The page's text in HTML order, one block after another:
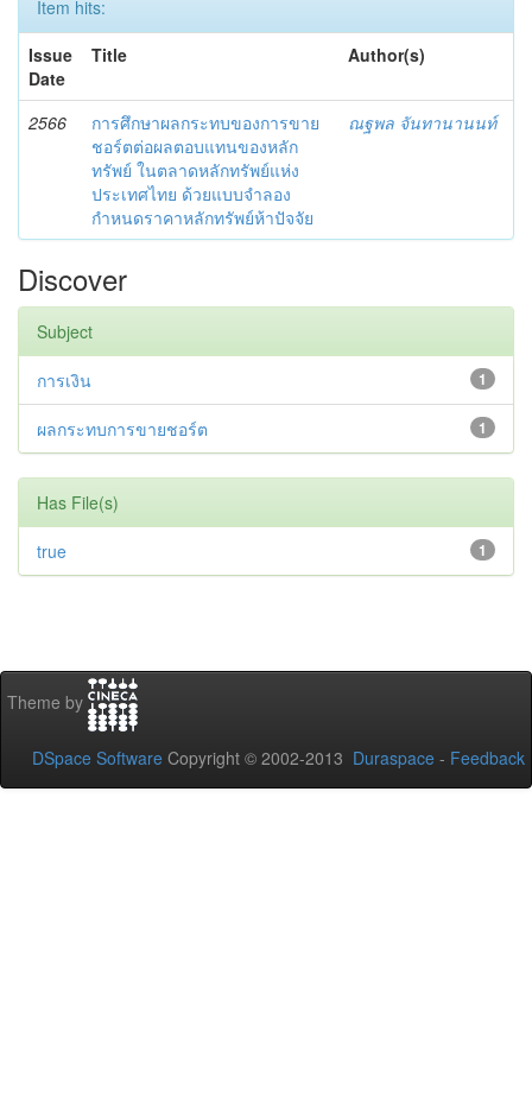
Item hits:
Issue
Date
Title Author(s)
2566
การศึกษาผลกระทบของการขาย
ชอร์ตต่อผลตอบแทนของหลัก
ทรัพย์ ในตลาดหลักทรัพย์แห่ง
ประเทศไทย ด้วยแบบจำลอง
กำหนดราคาหลักทรัพย์ห้าปัจจัย
ณฐพล จันทานานนท์
Discover
Subject
1
การเงิน
1
ผลกระทบการขายชอร์ต
Has File(s)
1
true
Theme by
DSpace Software Copyright © 2002-2013 Duraspace - Feedback